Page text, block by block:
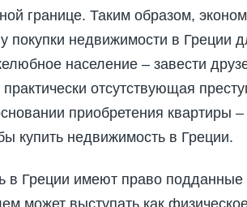
границе. Таким образом,
покупки недвижимости в Греции
население – завести
отсутствующая
приобретения квартиры –
купить недвижимость в Греции.
в Греции имеют право подданные
может выступать как